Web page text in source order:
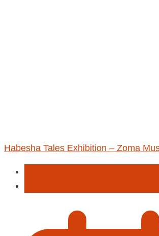
Habesha Tales Exhibition – Zoma